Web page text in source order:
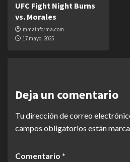
UFC Fight Night Burns
vs. Morales
mmainforma.com
17 mayo, 2025
Deja un comentario
Tu dirección de correo
campos obligatorios están
Comentario *